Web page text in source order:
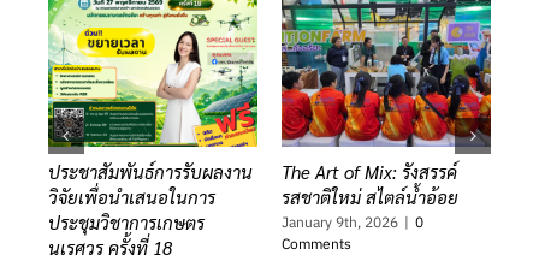
ประชาสัมพันธ์การรับผลงาน
วิจัยเพื่อนำเสนอในการ
ประชุมวิชาการเกษตร
นเรศวร ครั้งที่ 18
The Art of Mix: รังสรรค์
รสชาติใหม่ สไตล์น้ำอ้อย
January 9th, 2026 | 0
Comments